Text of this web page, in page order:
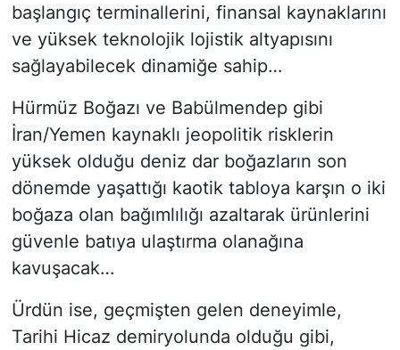
başlangıç terminallerini, finansal kaynaklarını
ve yüksek teknolojik lojistik altyapısını
sağlayabilecek dinamiğe sahip…
Hürmüz Boğazı ve Babülmendep gibi
İran/Yemen kaynaklı jeopolitik risklerin
yüksek olduğu deniz dar boğazların son
dönemde yaşattığı kaotik tabloya karşın o iki
boğaza olan bağımlılığı azaltarak ürünlerini
güvenle batıya ulaştırma olanağına
kavuşacak…
Ürdün ise, geçmişten gelen deneyimle,
Tarihi Hicaz demiryolunda olduğu gibi,